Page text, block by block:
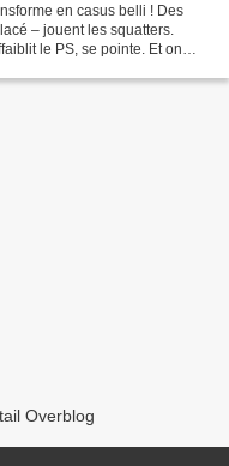
en casus belli ! Des
– jouent les squatters.
le PS, se pointe. Et on
Overblog